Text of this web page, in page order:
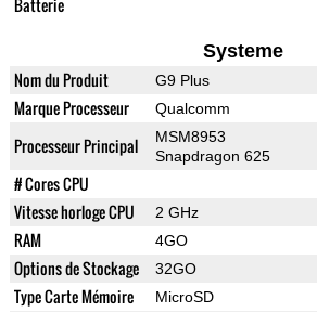
Batterie
Systeme
Nom du Produit G9 Plus
Marque Processeur Qualcomm
Processeur Principal
MSM8953
Snapdragon 625
# Cores CPU
Vitesse horloge CPU 2 GHz
RAM 4GO
Options de Stockage 32GO
Type Carte Mémoire MicroSD